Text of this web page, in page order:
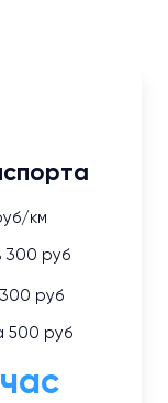
км
300 руб
руб
500 руб